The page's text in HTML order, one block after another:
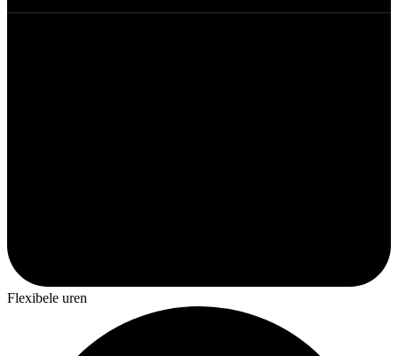
Flexibele uren